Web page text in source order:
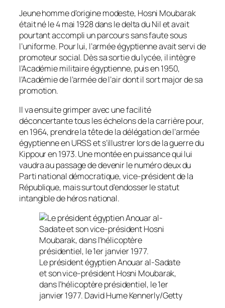
Jeune homme d’origine modeste, Hosni Moubarak
était né le 4 mai 1928 dans le delta du Nil et avait
pourtant accompli un parcours sans faute sous
l’uniforme. Pour lui, l’armée égyptienne avait servi de
promoteur social. Dès sa sortie du lycée, il intègre
l’Académie militaire égyptienne, puis en 1950,
l’Académie de l’armée de l’air dont il sort major de sa
promotion.
Il va ensuite grimper avec une facilité
déconcertante tous les échelons de la carrière pour,
en 1964, prendre la tête de la délégation de l’armée
égyptienne en URSS et s’illustrer lors de la guerre du
Kippour en 1973. Une montée en puissance qui lui
vaudra au passage de devenir le numéro deux du
Parti national démocratique, vice-président de la
République, mais surtout d’endosser le statut
intangible de héros national.
Le président égyptien Anouar al-Sadate
et son vice-président Hosni Moubarak,
dans l’hélicoptère présidentiel, le 1er
janvier 1977. David Hume Kennerly/Getty